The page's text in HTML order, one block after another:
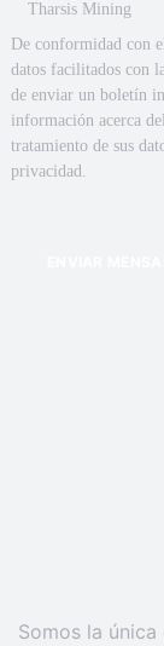
Tharsis Mining
De conformidad con
datos facilitados con
de enviar un boletín
información acerca del
tratamiento de sus
privacidad.
Somos la